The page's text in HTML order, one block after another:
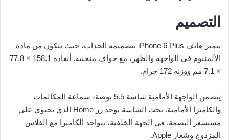
التصميم
يتميز هاتف iPhone 6 Plus بتصميمه الجذاب، حيث يتكون من مادة
الألمنيوم في الواجهة والظهر، مع حواف منحنية. أبعاده 158.1 × 77.8
× 7.1 مم ووزنه 172 جرام.
يتضمن الواجهة الأمامية شاشة 5.5 بوصة، سماعة المكالمات
والكاميرا الأمامية. تحت الشاشة يوجد زر Home الذي يحتوي على
مستشعر البصمة. في الجهة الخلفية، يتواجد الكاميرا مع الفلاش
المزدوج وشعار Apple.